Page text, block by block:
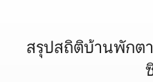
สรุปสถิติบ้านพักต